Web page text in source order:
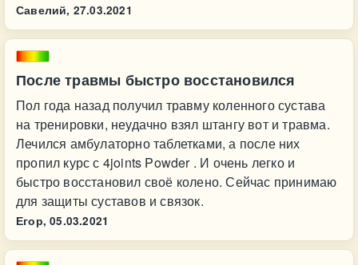
Савелий, 27.03.2021
После травмы быстро восстановился
Пол года назад получил травму коленного сустава
на тренировки, неудачно взял штангу вот и травма.
Лечился амбулаторно таблетками, а после них
пропил курс с 4joints Powder . И очень легко и
быстро восстановил своё колено. Сейчас принимаю
для защиты суставов и связок.
Егор, 05.03.2021